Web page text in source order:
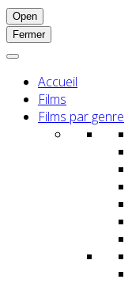
Open
Fermer
Accueil
Films
Films par genre